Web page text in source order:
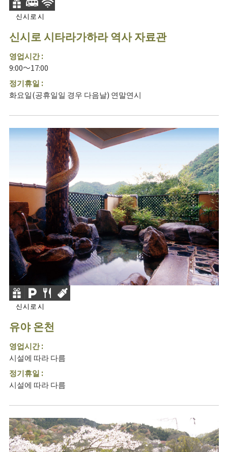
신시로시
신시로 시타라가하라 역사 자료관
영업시간 :
9:00～17:00
정기휴일 :
화요일(공휴일일 경우 다음날) 연말연시
신시로시
유야 온천
영업시간 :
시설에 따라 다름
정기휴일 :
시설에 따라 다름